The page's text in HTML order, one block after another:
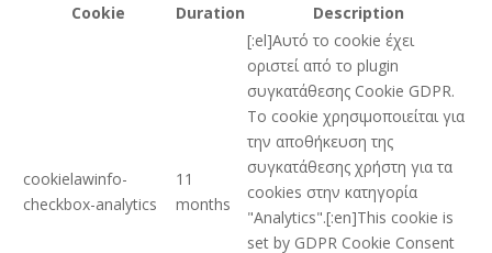
Cookie Duration Description
cookielawinfo-
checkbox-analytics
11
months
[:el]Αυτό το cookie έχει
οριστεί από το plugin
συγκατάθεσης Cookie GDPR.
Το cookie χρησιμοποιείται για
την αποθήκευση της
συγκατάθεσης χρήστη για τα
cookies στην κατηγορία
"Analytics".[:en]This cookie is
set by GDPR Cookie Consent